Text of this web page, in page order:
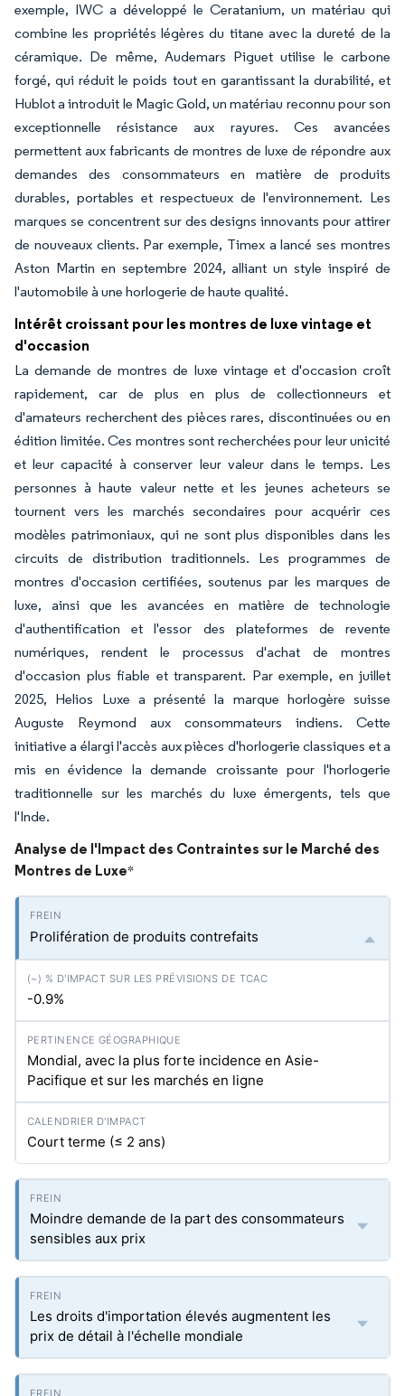
exemple, IWC a développé le Ceratanium, un matériau qui
combine les propriétés légères du titane avec la dureté de la
céramique. De même, Audemars Piguet utilise le carbone
forgé, qui réduit le poids tout en garantissant la durabilité, et
Hublot a introduit le Magic Gold, un matériau reconnu pour son
exceptionnelle résistance aux rayures. Ces avancées
permettent aux fabricants de montres de luxe de répondre aux
demandes des consommateurs en matière de produits
durables, portables et respectueux de l'environnement. Les
marques se concentrent sur des designs innovants pour attirer
de nouveaux clients. Par exemple, Timex a lancé ses montres
Aston Martin en septembre 2024, alliant un style inspiré de
l'automobile à une horlogerie de haute qualité.
Intérêt croissant pour les montres de luxe vintage et
d'occasion
La demande de montres de luxe vintage et d'occasion croît
rapidement, car de plus en plus de collectionneurs et
d'amateurs recherchent des pièces rares, discontinuées ou en
édition limitée. Ces montres sont recherchées pour leur unicité
et leur capacité à conserver leur valeur dans le temps. Les
personnes à haute valeur nette et les jeunes acheteurs se
tournent vers les marchés secondaires pour acquérir ces
modèles patrimoniaux, qui ne sont plus disponibles dans les
circuits de distribution traditionnels. Les programmes de
montres d'occasion certifiées, soutenus par les marques de
luxe, ainsi que les avancées en matière de technologie
d'authentification et l'essor des plateformes de revente
numériques, rendent le processus d'achat de montres
d'occasion plus fiable et transparent. Par exemple, en juillet
2025, Helios Luxe a présenté la marque horlogère suisse
Auguste Reymond aux consommateurs indiens. Cette
initiative a élargi l'accès aux pièces d'horlogerie classiques et a
mis en évidence la demande croissante pour l'horlogerie
traditionnelle sur les marchés du luxe émergents, tels que
l'Inde.
Analyse de l'Impact des Contraintes sur le Marché des
Montres de Luxe*
Prolifération de produits contrefaits
-0.9%
Mondial, avec la plus forte incidence en Asie-
Pacifique et sur les marchés en ligne
Court terme (≤ 2 ans)
Moindre demande de la part des consommateurs
sensibles aux prix
Les droits d'importation élevés augmentent les
prix de détail à l'échelle mondiale